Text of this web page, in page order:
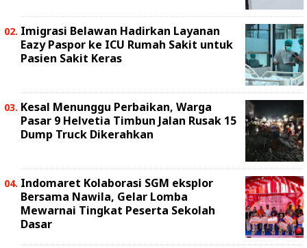
Imigrasi Belawan Hadirkan Layanan
Eazy Paspor ke ICU Rumah Sakit untuk
Pasien Sakit Keras
Kesal Menunggu Perbaikan, Warga
Pasar 9 Helvetia Timbun Jalan Rusak 15
Dump Truck Dikerahkan
Indomaret Kolaborasi SGM eksplor
Bersama Nawila, Gelar Lomba
Mewarnai Tingkat Peserta Sekolah
Dasar